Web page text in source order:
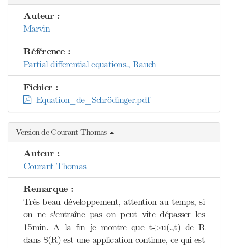
Auteur :
Marvin
Référence :
Partial differential equations., Rauch
Fichier :
Equation_de_Schrödinger.pdf
Version de Courant Thomas
Auteur :
Courant Thomas
Remarque :
Très beau développement, attention au temps, si
on ne s'entraîne pas on peut vite dépasser les
15min. A la fin je montre que t->u(.,t) de R
dans S(R) est une application continue, ce qui est